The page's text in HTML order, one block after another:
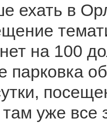
ехать в
на 100
парковка
уже все